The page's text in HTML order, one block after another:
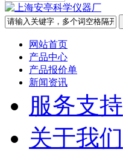
网站首页
产品中心
产品报价单
新闻资讯
服务支持
关于我们